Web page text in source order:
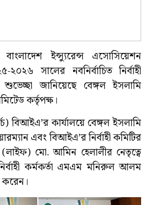
বাংলাদেশ ইন্স্যুরেন্স এসোসিয়েশন
সালের নবনির্বাচিত নির্বাহী
জানিয়েছে বেঙ্গল ইসলামি
কর্তৃপক্ষ।
বিআইএ’র কার্যালয়ে বেঙ্গল ইসলামি
এবং বিআইএ’র নির্বাহী কমিটির
(লাইফ) মো. আমিন হেলালীর নেতৃত্বে
কর্মকর্তা এমএম মনিরুল আলম
করেন।